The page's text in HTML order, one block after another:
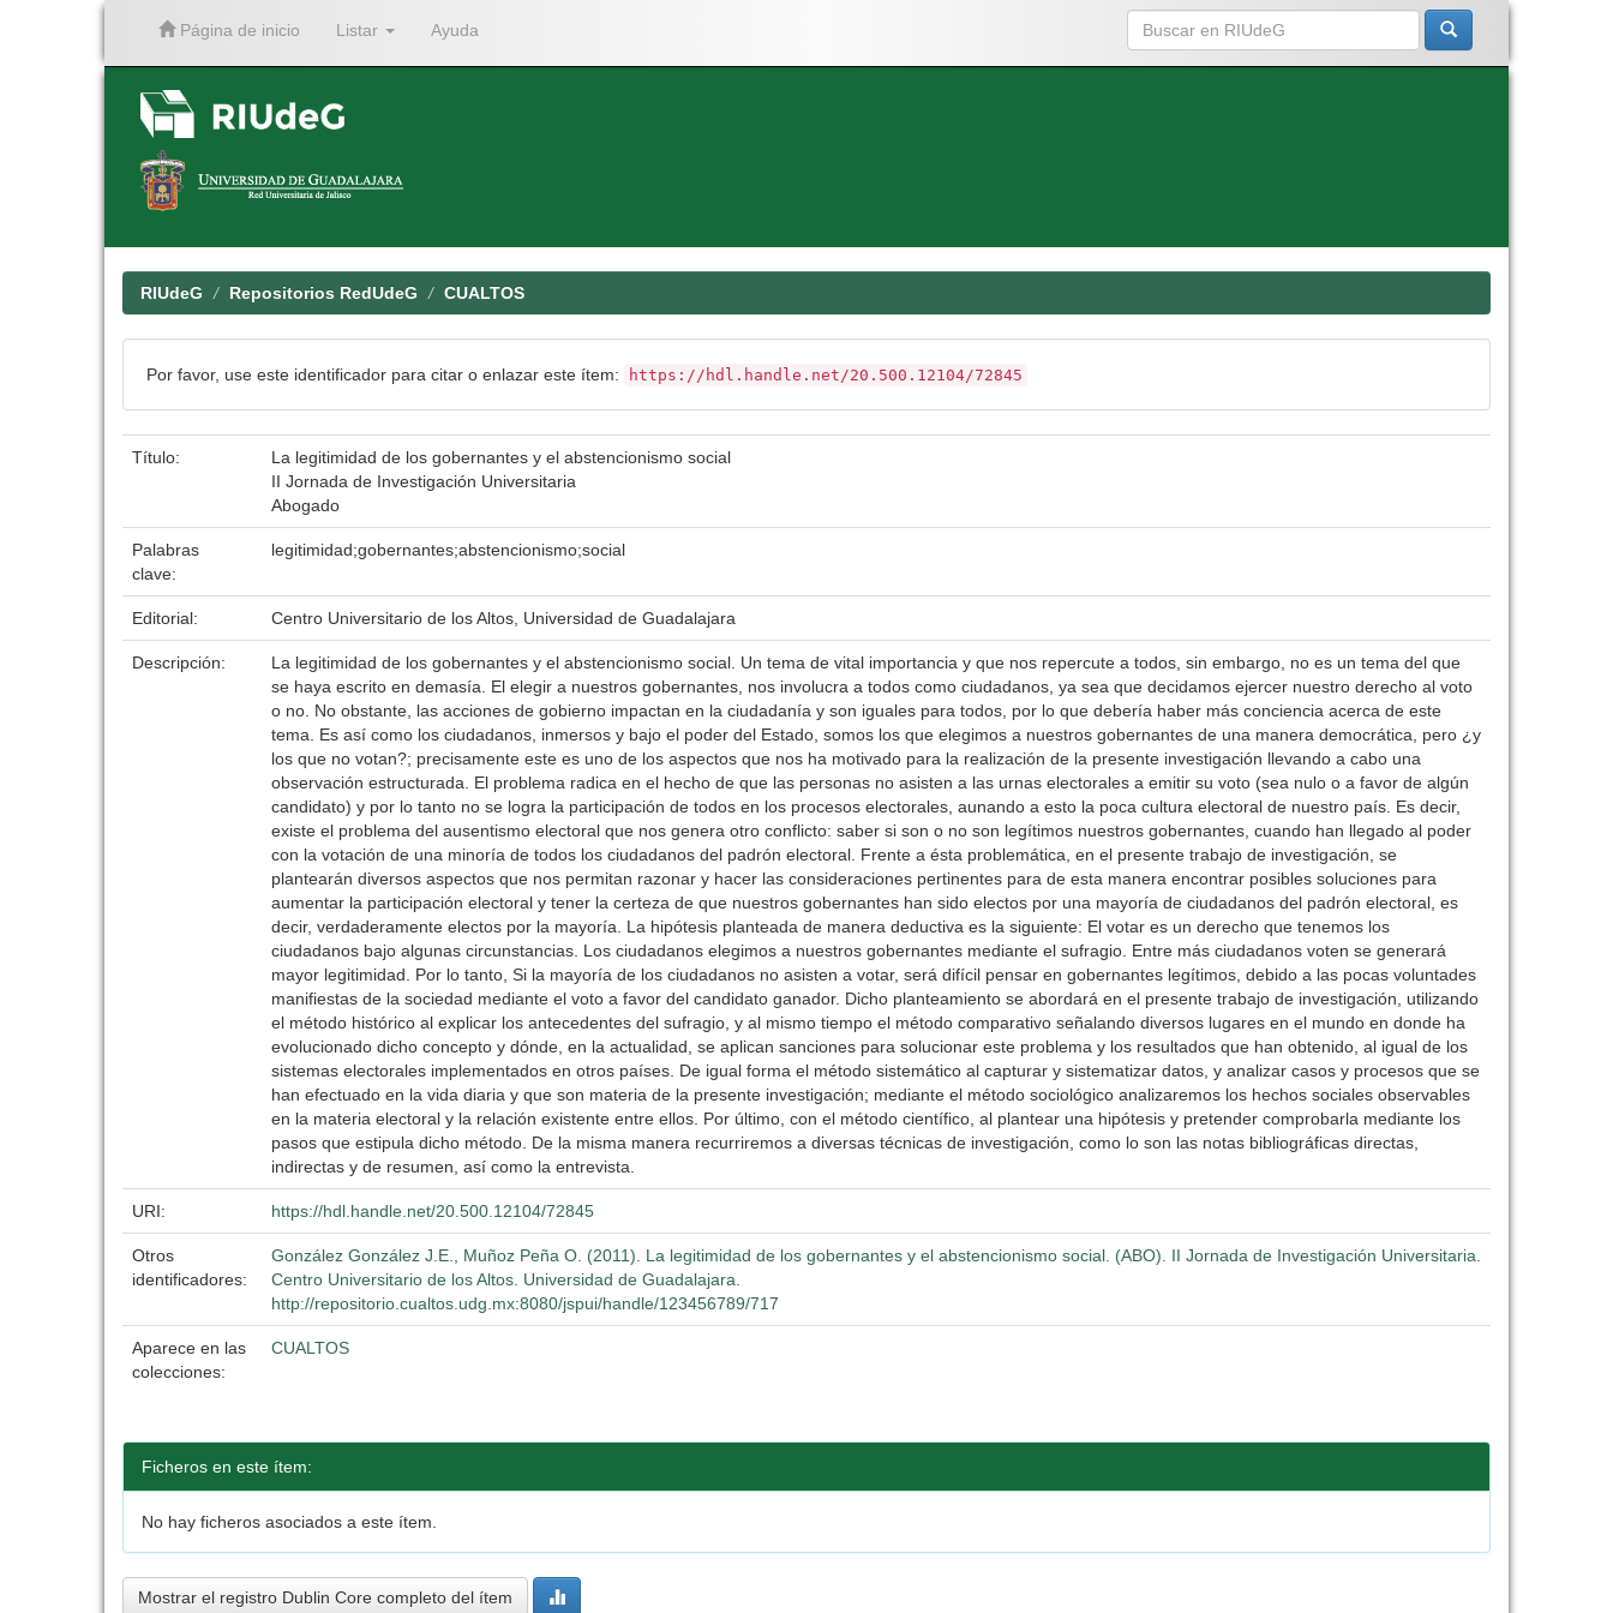
Página de inicio Listar Ayuda
RIUdeG Repositorios RedUdeG CUALTOS
Por favor, use este identificador para citar o enlazar este ítem: https://hdl.handle.net/20.500.12104/72845
Título:
La legitimidad de los gobernantes y el abstencionismo social
II Jornada de Investigación Universitaria
Abogado
Palabras
clave:
legitimidad;gobernantes;abstencionismo;social
Editorial: Centro Universitario de los Altos, Universidad de Guadalajara
Descripción:
La legitimidad de los gobernantes y el abstencionismo social. Un tema de vital importancia y que nos repercute a todos, sin embargo, no es un tema del que
se haya escrito en demasía. El elegir a nuestros gobernantes, nos involucra a todos como ciudadanos, ya sea que decidamos ejercer nuestro derecho al voto
o no. No obstante, las acciones de gobierno impactan en la ciudadanía y son iguales para todos, por lo que debería haber más conciencia acerca de este
tema. Es así como los ciudadanos, inmersos y bajo el poder del Estado, somos los que elegimos a nuestros gobernantes de una manera democrática, pero ¿y
los que no votan?; precisamente este es uno de los aspectos que nos ha motivado para la realización de la presente investigación llevando a cabo una
observación estructurada. El problema radica en el hecho de que las personas no asisten a las urnas electorales a emitir su voto (sea nulo o a favor de algún
candidato) y por lo tanto no se logra la participación de todos en los procesos electorales, aunando a esto la poca cultura electoral de nuestro país. Es decir,
existe el problema del ausentismo electoral que nos genera otro conflicto: saber si son o no son legítimos nuestros gobernantes, cuando han llegado al poder
con la votación de una minoría de todos los ciudadanos del padrón electoral. Frente a ésta problemática, en el presente trabajo de investigación, se
plantearán diversos aspectos que nos permitan razonar y hacer las consideraciones pertinentes para de esta manera encontrar posibles soluciones para
aumentar la participación electoral y tener la certeza de que nuestros gobernantes han sido electos por una mayoría de ciudadanos del padrón electoral, es
decir, verdaderamente electos por la mayoría. La hipótesis planteada de manera deductiva es la siguiente: El votar es un derecho que tenemos los
ciudadanos bajo algunas circunstancias. Los ciudadanos elegimos a nuestros gobernantes mediante el sufragio. Entre más ciudadanos voten se generará
mayor legitimidad. Por lo tanto, Si la mayoría de los ciudadanos no asisten a votar, será difícil pensar en gobernantes legítimos, debido a las pocas voluntades
manifiestas de la sociedad mediante el voto a favor del candidato ganador. Dicho planteamiento se abordará en el presente trabajo de investigación, utilizando
el método histórico al explicar los antecedentes del sufragio, y al mismo tiempo el método comparativo señalando diversos lugares en el mundo en donde ha
evolucionado dicho concepto y dónde, en la actualidad, se aplican sanciones para solucionar este problema y los resultados que han obtenido, al igual de los
sistemas electorales implementados en otros países. De igual forma el método sistemático al capturar y sistematizar datos, y analizar casos y procesos que se
han efectuado en la vida diaria y que son materia de la presente investigación; mediante el método sociológico analizaremos los hechos sociales observables
en la materia electoral y la relación existente entre ellos. Por último, con el método científico, al plantear una hipótesis y pretender comprobarla mediante los
pasos que estipula dicho método. De la misma manera recurriremos a diversas técnicas de investigación, como lo son las notas bibliográficas directas,
indirectas y de resumen, así como la entrevista.
URI: https://hdl.handle.net/20.500.12104/72845
Otros
identificadores:
González González J.E., Muñoz Peña O. (2011). La legitimidad de los gobernantes y el abstencionismo social. (ABO). II Jornada de Investigación Universitaria.
Centro Universitario de los Altos. Universidad de Guadalajara.
http://repositorio.cualtos.udg.mx:8080/jspui/handle/123456789/717
Aparece en las
colecciones:
CUALTOS
Ficheros en este ítem:
No hay ficheros asociados a este ítem.
Mostrar el registro Dublin Core completo del ítem